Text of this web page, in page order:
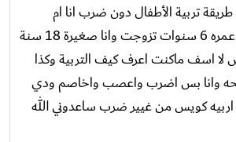
تربية الأطفال دون ضرب انا ام
لطفلين ابني الكبير عمره 6 سنوات تزوجت وانا صغيرة 18 سنة
اسف ماكنت اعرف كيف التربية وكذا
وانا بس اضرب واعصب واخاصم ودي
اربيه كويس من غيير ضرب ساعدوني الله